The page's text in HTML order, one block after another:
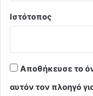
Ιστότοπος
Αποθήκευσε το
αυτόν τον πλοηγό